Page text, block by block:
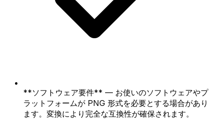
**ソフトウェア要件** — お使いのソフトウェアやプ
ラットフォームが PNG 形式を必要とする場合があり
ます。変換により完全な互換性が確保されます。